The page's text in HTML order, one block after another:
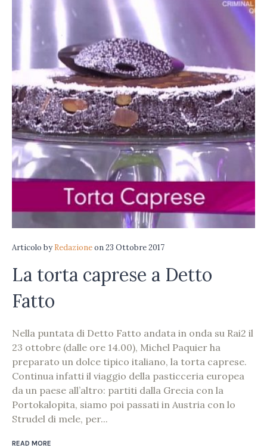
Articolo by Redazioneon23 Ottobre 2017
La torta caprese a Detto
Fatto
Nella puntata di Detto Fatto andata in onda su Rai2 il
23 ottobre (dalle ore 14.00), Michel Paquier ha
preparato un dolce tipico italiano, la torta caprese.
Continua infatti il viaggio della pasticceria europea
da un paese all’altro: partiti dalla Grecia con la
Portokalopita, siamo poi passati in Austria con lo
Strudel di mele, per...
READ MORE